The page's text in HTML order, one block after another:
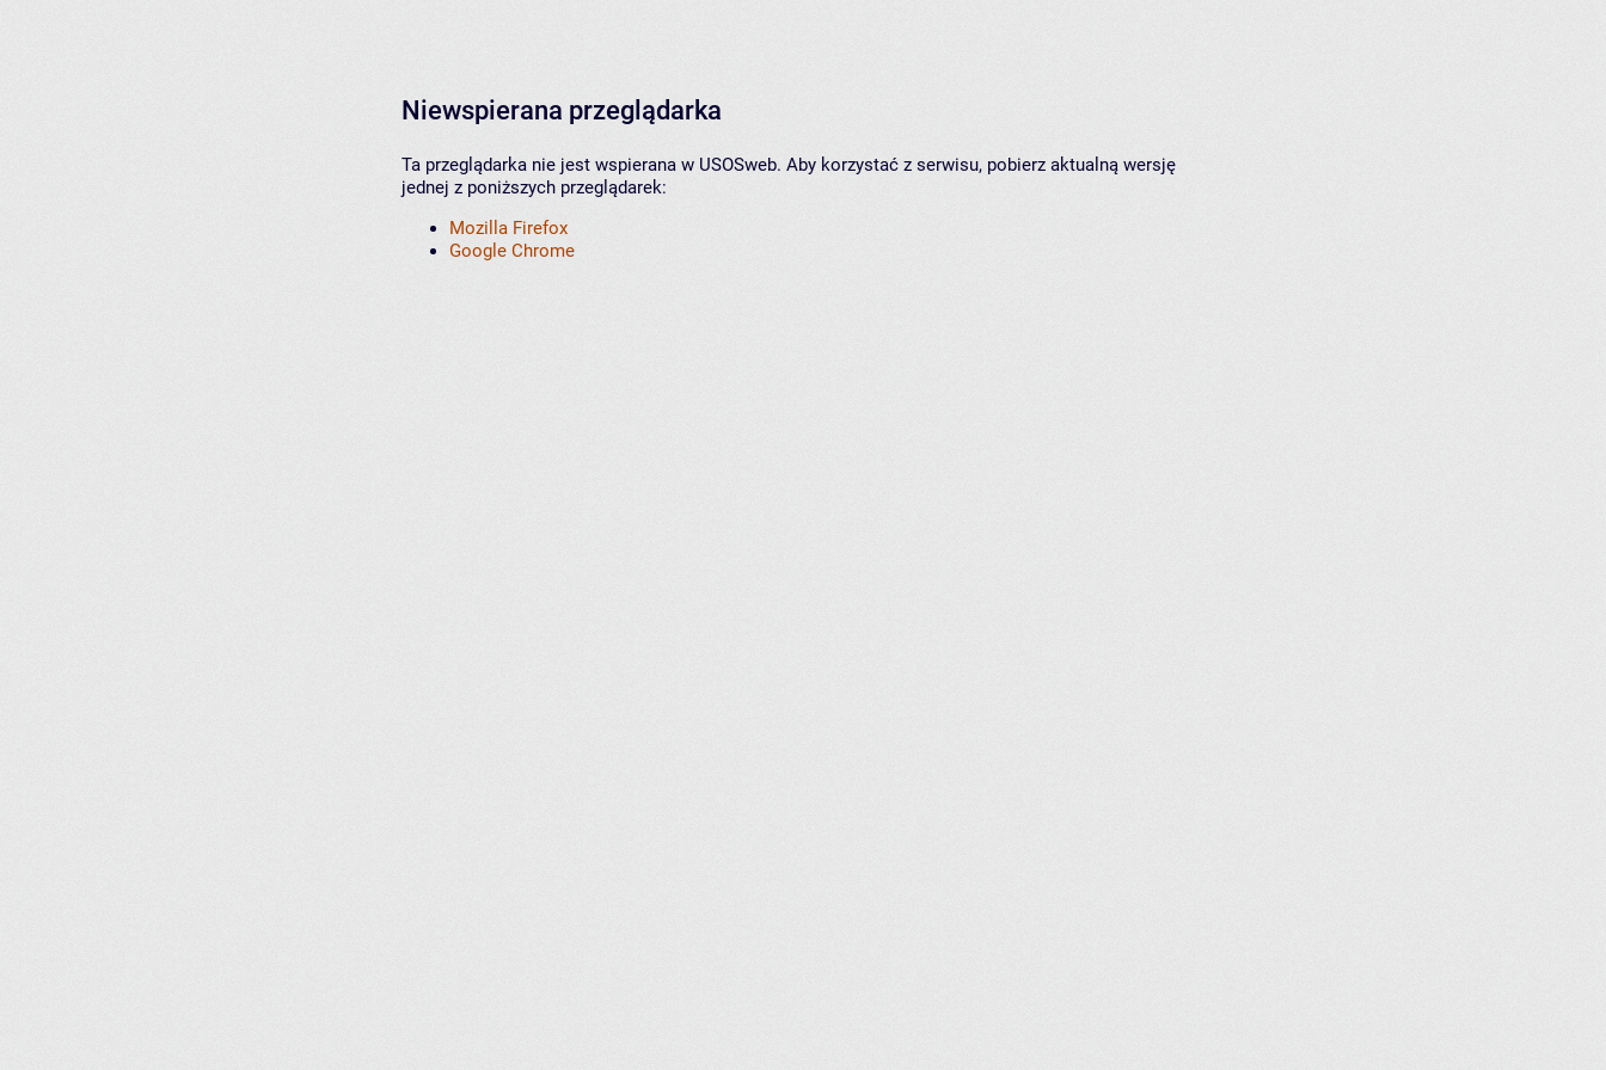
Niewspierana przeglądarka
Ta przeglądarka nie jest wspierana w USOSweb. Aby korzystać z serwisu, pobierz aktualną wersję
jednej z poniższych przeglądarek:
Mozilla Firefox
Google Chrome